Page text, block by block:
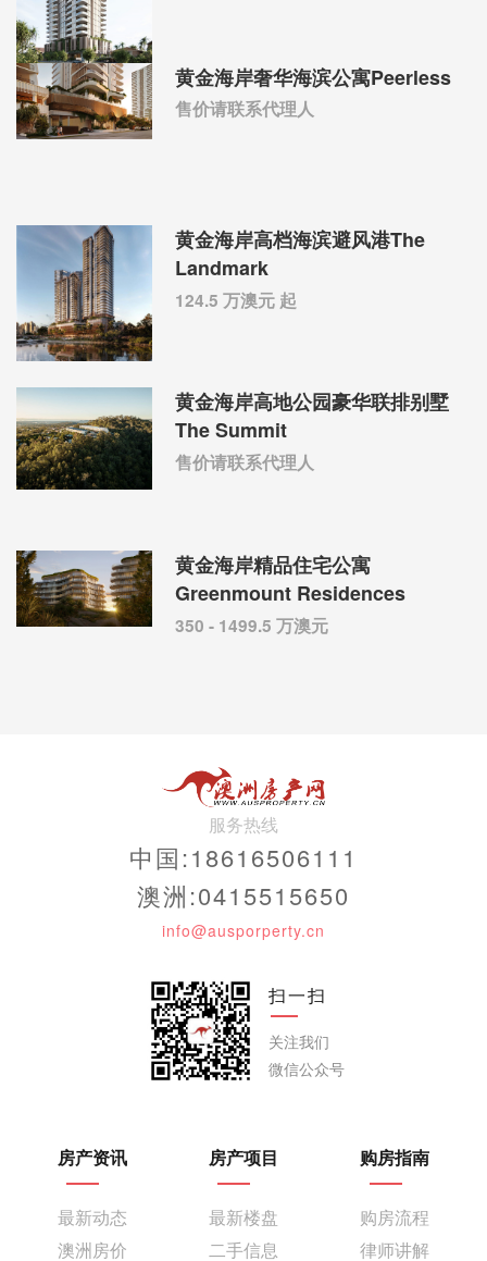
黄金海岸奢华海滨公寓Peerless
售价请联系代理人
黄金海岸高档海滨避风港The
Landmark
124.5 万澳元 起
黄金海岸高地公园豪华联排别墅
The Summit
售价请联系代理人
黄金海岸精品住宅公寓
Greenmount Residences
350 - 1499.5 万澳元
服务热线
中国:18616506111
澳洲:0415515650
info@ausporperty.cn
扫一扫
关注我们
微信公众号
房产资讯
最新动态
澳洲房价
房产项目
最新楼盘
二手信息
购房指南
购房流程
律师讲解